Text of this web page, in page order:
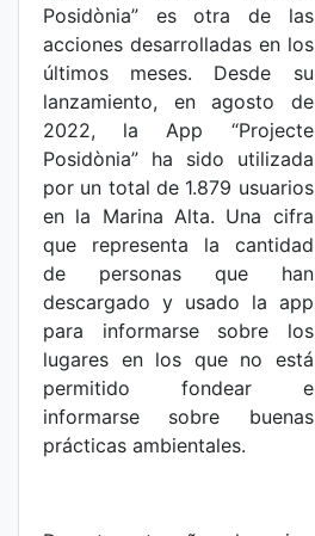
Posidònia” es otra de las
acciones desarrolladas en los
últimos meses. Desde su
lanzamiento, en agosto de
2022, la App “Projecte
Posidònia” ha sido utilizada
por un total de 1.879 usuarios
en la Marina Alta. Una cifra
que representa la cantidad
de personas que han
descargado y usado la app
para informarse sobre los
lugares en los que no está
permitido fondear e
informarse sobre buenas
prácticas ambientales.